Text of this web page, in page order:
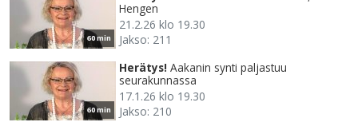
60 min
Hengen
21.2.26 klo 19.30
Jakso: 211
60 min
Herätys! Aakanin synti paljastuu
seurakunnassa
17.1.26 klo 19.30
Jakso: 210